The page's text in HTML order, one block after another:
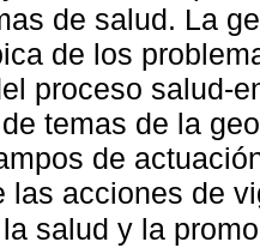
de salud. La
de los
proceso salud-
temas de la
de
las acciones de
salud y la